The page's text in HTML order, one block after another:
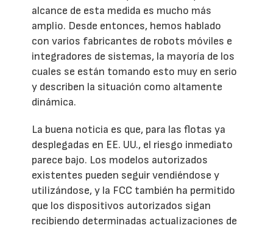
alcance de esta medida es mucho más
amplio. Desde entonces, hemos hablado
con varios fabricantes de robots móviles e
integradores de sistemas, la mayoría de los
cuales se están tomando esto muy en serio
y describen la situación como altamente
dinámica.
La buena noticia es que, para las flotas ya
desplegadas en EE. UU., el riesgo inmediato
parece bajo. Los modelos autorizados
existentes pueden seguir vendiéndose y
utilizándose, y la FCC también ha permitido
que los dispositivos autorizados sigan
recibiendo determinadas actualizaciones de